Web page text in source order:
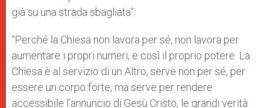
già su una strada sbagliata”.
“Perché la Chiesa non lavora per sé, non lavora per
aumentare i propri numeri, e così il proprio potere. La
Chiesa è al servizio di un Altro, serve non per sé, per
essere un corpo forte, ma serve per rendere
accessibile l’annuncio di Gesù Cristo, le grandi verità